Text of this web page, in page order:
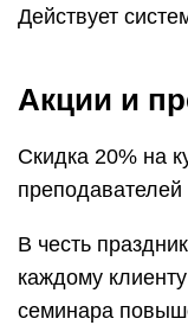
Действует
Акции и
Скидка 20% на
преподавателей
В честь
каждому
семинара